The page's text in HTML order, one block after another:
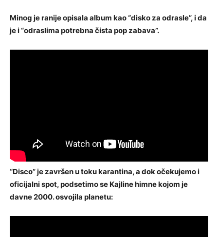
Minog je ranije opisala album kao “disko za odrasle”, i da
je i “odraslima potrebna čista pop zabava”.
“Disco” je završen u toku karantina, a dok očekujemo i
oficijalni spot, podsetimo se Kajline himne kojom je
davne 2000. osvojila planetu: